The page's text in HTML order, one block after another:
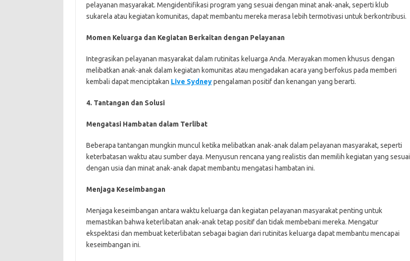
pelayanan masyarakat. Mengidentifikasi program yang sesuai dengan minat anak-anak, seperti klub
sukarela atau kegiatan komunitas, dapat membantu mereka merasa lebih termotivasi untuk berkontribusi.
Momen Keluarga dan Kegiatan Berkaitan dengan Pelayanan
Integrasikan pelayanan masyarakat dalam rutinitas keluarga Anda. Merayakan momen khusus dengan
melibatkan anak-anak dalam kegiatan komunitas atau mengadakan acara yang berfokus pada memberi
kembali dapat menciptakan Live Sydneypengalaman positif dan kenangan yang berarti.
4. Tantangan dan Solusi
Mengatasi Hambatan dalam Terlibat
Beberapa tantangan mungkin muncul ketika melibatkan anak-anak dalam pelayanan masyarakat, seperti
keterbatasan waktu atau sumber daya. Menyusun rencana yang realistis dan memilih kegiatan yang sesuai
dengan usia dan minat anak-anak dapat membantu mengatasi hambatan ini.
Menjaga Keseimbangan
Menjaga keseimbangan antara waktu keluarga dan kegiatan pelayanan masyarakat penting untuk
memastikan bahwa keterlibatan anak-anak tetap positif dan tidak membebani mereka. Mengatur
ekspektasi dan membuat keterlibatan sebagai bagian dari rutinitas keluarga dapat membantu mencapai
keseimbangan ini.